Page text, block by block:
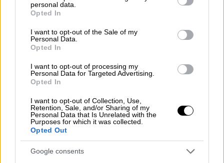
grant or deny consent to Google and its third-party tags to
use your data for below specified purposes in below Google
consent section.
personal data.
Opted In
I want to opt-out of the Sale of my
Personal Data.
Opted In
I want to opt-out of processing my
Personal Data for Targeted Advertising.
Opted In
I want to opt-out of Collection, Use,
Retention, Sale, and/or Sharing of my
Personal Data that Is Unrelated with the
Purposes for which it was collected.
Opted Out
Google consents
Πρόεδρος ΟΠΕΚΕΠΕ:
που μου είπες, δεν είναι μόνο θέμα
ελεγκτών. Πρέπει να δώσουν report.
Διευθυντής: Μπορούμε να το πάμε πιο
πίσω χρονικά;
Πρόεδρος ΟΠΕΚΕΠΕ:
πάω, αλλά οι πληρωμές εξαρτώνται από
αυτούς τους ελέγχους. Δεν μπορεί να
πάει στο τέλος του έτους.
«Πρέπει να πάρει τα λεφτά»